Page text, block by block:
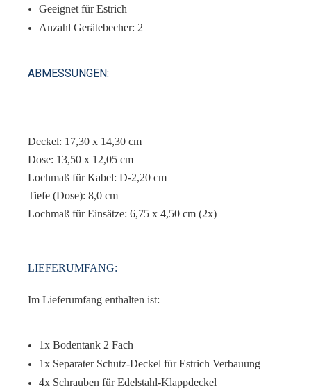
Geeignet für Estrich
Anzahl Gerätebecher: 2
ABMESSUNGEN:
Deckel: 17,30 x 14,30 cm
Dose: 13,50 x 12,05 cm
Lochmaß für Kabel: D-2,20 cm
Tiefe (Dose): 8,0 cm
Lochmaß für Einsätze: 6,75 x 4,50 cm (2x)
LIEFERUMFANG:
Im Lieferumfang enthalten ist:
1x Bodentank 2 Fach
1x Separater Schutz-Deckel für Estrich Verbauung
4x Schrauben für Edelstahl-Klappdeckel